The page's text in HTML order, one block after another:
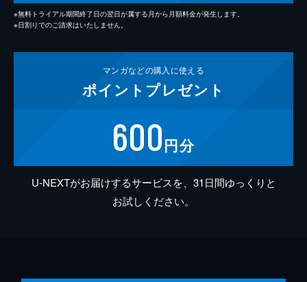
※無料トライアル期間終了日の翌日が属する月から月額料金が発生します。
※日割りでのご請求はいたしません。
マンガなどの購入に使える
ポイント プレゼント
600円分
U-NEXTがお届けするサービスを、31日間ゆっくりと
お試しください。